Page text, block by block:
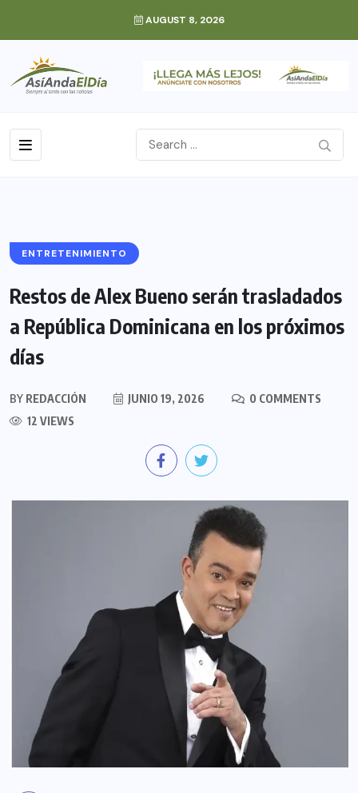
AUGUST 8, 2026
ENTRETENIMIENTO
Restos de Alex Bueno serán trasladados
a República Dominicana en los próximos
días
BY REDACCIÓN JUNIO 19, 2026
0 COMMENTS
12 VIEWS